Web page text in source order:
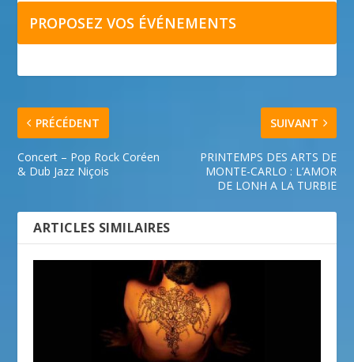
PROPOSEZ VOS ÉVÉNEMENTS
PRÉCÉDENT
Concert – Pop Rock Coréen
& Dub Jazz Niçois
SUIVANT
PRINTEMPS DES ARTS DE
MONTE-CARLO : L’AMOR
DE LONH A LA TURBIE
ARTICLES SIMILAIRES